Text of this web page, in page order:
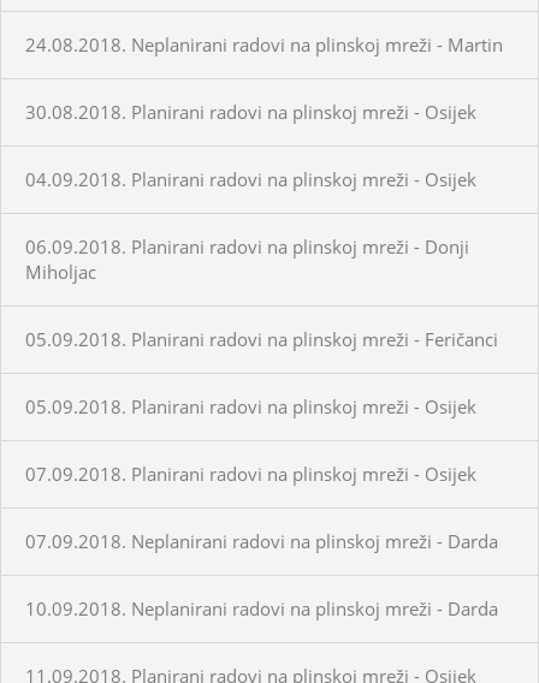
24.08.2018. Neplanirani radovi na plinskoj mreži - Martin
30.08.2018. Planirani radovi na plinskoj mreži - Osijek
04.09.2018. Planirani radovi na plinskoj mreži - Osijek
06.09.2018. Planirani radovi na plinskoj mreži - Donji
Miholjac
05.09.2018. Planirani radovi na plinskoj mreži - Feričanci
05.09.2018. Planirani radovi na plinskoj mreži - Osijek
07.09.2018. Planirani radovi na plinskoj mreži - Osijek
07.09.2018. Neplanirani radovi na plinskoj mreži - Darda
10.09.2018. Neplanirani radovi na plinskoj mreži - Darda
11.09.2018. Planirani radovi na plinskoj mreži - Osijek